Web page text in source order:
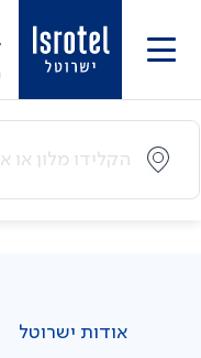
אודות ישרוטל